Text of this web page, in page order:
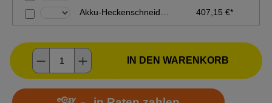
407,15 €*
Produkt Anzahl: Gib den gewünschten
IN DEN WARENKORB